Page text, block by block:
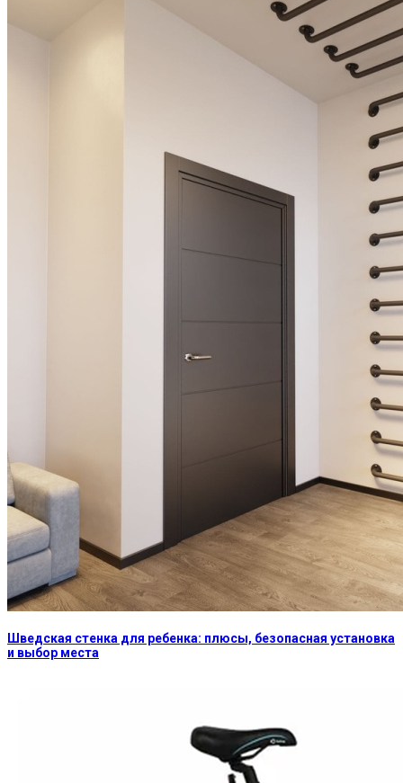
Шведская стенка для ребенка: плюсы, безопасная установка
и выбор места